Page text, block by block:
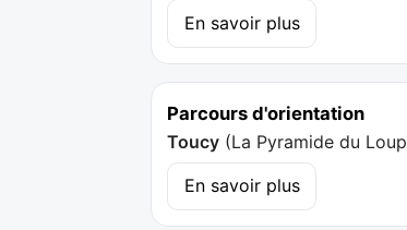
En savoir plus
Parcours d'orientation
Toucy (La Pyramide du Loup
En savoir plus